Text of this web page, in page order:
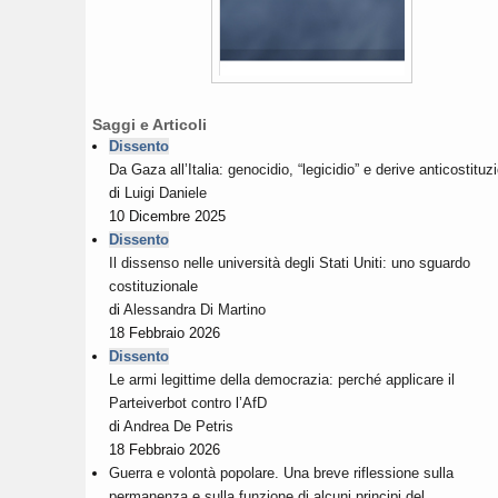
Saggi e Articoli
Dissento
Da Gaza all’Italia: genocidio, “legicidio” e derive
di
Luigi Daniele
10 Dicembre 2025
Dissento
Il dissenso nelle università degli Stati Uniti: uno sguardo
costituzionale
di Alessandra Di Martino
18 Febbraio 2026
Dissento
Le armi legittime della democrazia: perché applicare il
Parteiverbot contro l’AfD
di Andrea De Petris
18 Febbraio 2026
Guerra e volontà popolare. Una breve riflessione sulla